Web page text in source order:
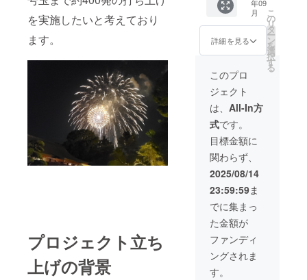
を実施したいと考えており
ます。
プロジェクト立ち
上げの背景
の文字
入りオ
リジナ
ル扇子
（長さ
27cm）
・宮司
直筆特
別色紙
（「至
誠」
「志
高」
「仁
愛」
「飛
龍」
「大
志」
「福
寿」
「佳
辰」
年09
月
詳細を見る
こ
の
リ
タ
ー
ン
を
選
択
す
る
このプロ
ジェクト
は、 All-In方
式です。
目標金額に
関わらず、
2025/08/14
23:59:59ま
でに集まっ
た金額が
ファンディ
ングされま
す。